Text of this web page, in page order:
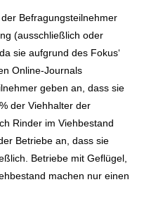
Befragungsteilnehmer
(ausschließlich oder
sie aufgrund des Fokus‘
Online-Journals
geben an, dass sie
der Viehhalter der
Rinder im Viehbestand
Betriebe an, dass sie
Betriebe mit Geflügel,
machen nur einen